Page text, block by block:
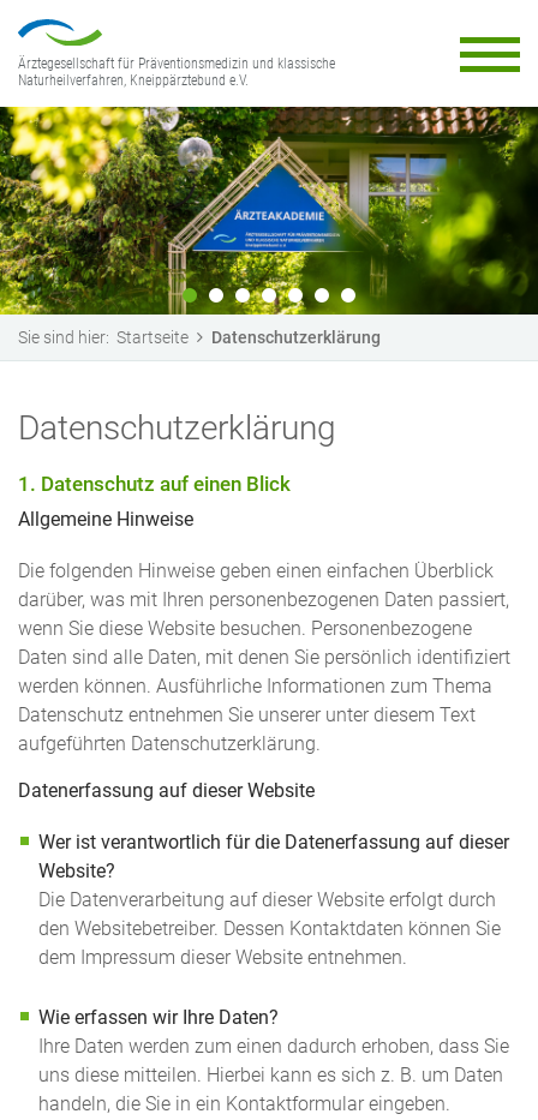
Ärztegesellschaft für Präventionsmedizin und klassische
Naturheilverfahren, Kneippärztebund e.V.
Sie sind hier: Startseite Datenschutzerklärung
Datenschutzerklärung
1. Datenschutz auf einen Blick
Allgemeine Hinweise
Die folgenden Hinweise geben einen einfachen Überblick
darüber, was mit Ihren personenbezogenen Daten passiert,
wenn Sie diese Website besuchen. Personenbezogene
Daten sind alle Daten, mit denen Sie persönlich identifiziert
werden können. Ausführliche Informationen zum Thema
Datenschutz entnehmen Sie unserer unter diesem Text
aufgeführten Datenschutzerklärung.
Datenerfassung auf dieser Website
Wer ist verantwortlich für die Datenerfassung auf dieser
Website?
Die Datenverarbeitung auf dieser Website erfolgt durch
den Websitebetreiber. Dessen Kontaktdaten können Sie
dem Impressum dieser Website entnehmen.
Wie erfassen wir Ihre Daten?
Ihre Daten werden zum einen dadurch erhoben, dass Sie
uns diese mitteilen. Hierbei kann es sich z. B. um Daten
handeln, die Sie in ein Kontaktformular eingeben.